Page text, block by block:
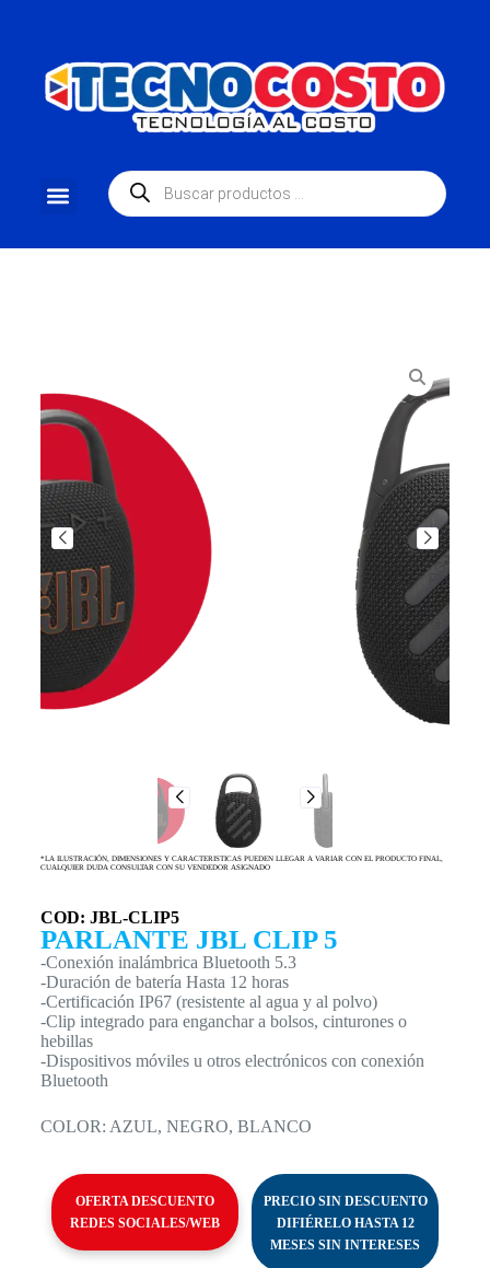
*LA ILUSTRACIÓN, DIMENSIONES Y CARACTERISTICAS PUEDEN LLEGAR A VARIAR CON EL PRODUCTO FINAL,
CUALQUIER DUDA CONSULTAR CON SU VENDEDOR ASIGNADO
COD: JBL-CLIP5
PARLANTE JBL CLIP 5
-Conexión inalámbrica Bluetooth 5.3
-Duración de batería Hasta 12 horas
-Certificación IP67 (resistente al agua y al polvo)
-Clip integrado para enganchar a bolsos, cinturones o
hebillas
-Dispositivos móviles u otros electrónicos con conexión
Bluetooth
COLOR: AZUL, NEGRO, BLANCO
OFERTA DESCUENTO
REDES SOCIALES/WEB
PRECIO SIN DESCUENTO
DIFIÉRELO HASTA 12
MESES SIN INTERESES